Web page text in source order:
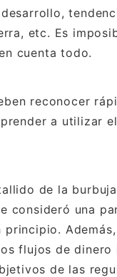
etc. Es
cuenta todo.
reconocer
a utilizar
de la
consideró una
principio.
flujos de dinero
de las